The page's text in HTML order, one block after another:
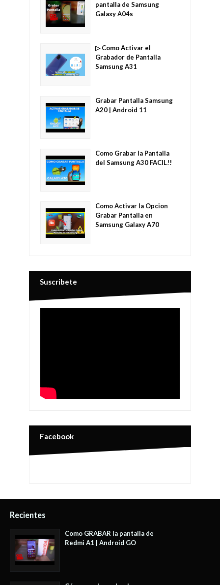
pantalla de Samsung
Galaxy A04s
▷ Como Activar el
Grabador de Pantalla
Samsung A31
Grabar Pantalla Samsung
A20 | Android 11
Como Grabar la Pantalla
del Samsung A30 FACIL!!
Como Activar la Opcion
Grabar Pantalla en
Samsung Galaxy A70
Suscribete
Facebook
Recientes
Como GRABAR la pantalla de
Redmi A1 | Android GO